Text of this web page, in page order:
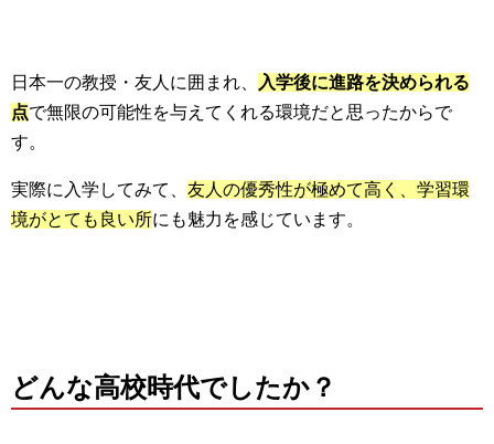
日本一の教授・友人に囲まれ、
入学後に進路を決められる
点で無限の可能性を与えてくれる環境だと思ったからで
す。
実際に入学してみて、 友人の優秀性が極めて高く、学習環
境がとても良い所にも魅力を感じています。
どんな高校時代でしたか？